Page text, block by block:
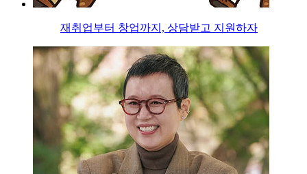
재취업부터 창업까지, 상담받고 지원하자